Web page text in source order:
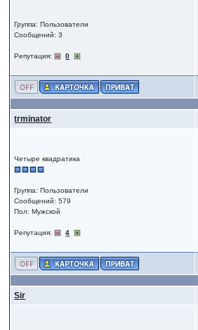
Группа: Пользователи
Сообщений: 3
Репутация: 0
trminator
Четыре квадратика
Группа: Пользователи
Сообщений: 579
Пол: Мужской
Репутация: 4
Sir